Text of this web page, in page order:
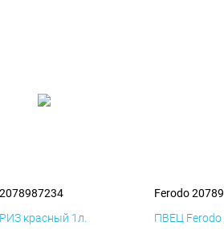
красный 1л.
Ferodo
ПВЕЦ Ferodo